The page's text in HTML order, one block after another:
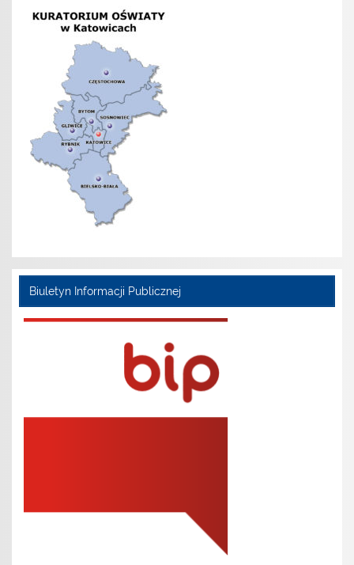
Biuletyn Informacji Publicznej